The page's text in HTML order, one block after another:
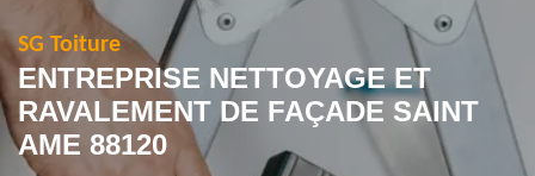
SG Toiture
ENTREPRISE NETTOYAGE ET
RAVALEMENT DE FAÇADE SAINT
AME 88120